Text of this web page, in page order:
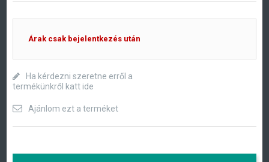
Árak csak bejelentkezés után
Ha kérdezni szeretne erről a
termékünkről katt ide
Ajánlom ezt a terméket